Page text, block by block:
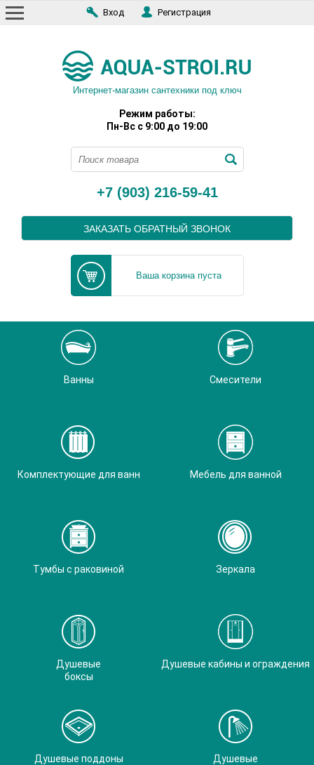
Вход Регистрация
Интернет-магазин сантехники под ключ
Режим работы:
Пн-Вс с 9:00 до 19:00
+7 (903) 216-59-41
ЗАКАЗАТЬ ОБРАТНЫЙ ЗВОНОК
Ваша корзина пуста
Ванны Смесители
Комплектующие для ванн Мебель для ванной
Тумбы с раковиной Зеркала
Душевые
боксы
Душевые кабины и ограждения
Душевые поддоны
Душевые